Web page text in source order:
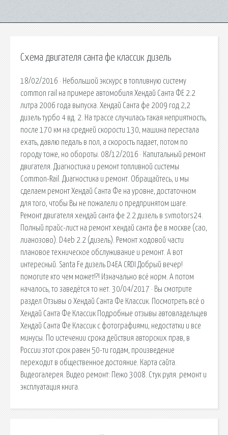
Схема двигателя санта фе классик дизель
18/02/2016 · Небольшой экскурс в топливную систему
сommon rail на примере автомобиля Хендай Санта ФЕ 2.2
литра 2006 года выпуска. Хендай Санта фе 2009 год 2,2
дизель турбо 4 вд. 2. На трассе случилась такая неприятность,
после 170 км на средней скорости 130, машина перестала
ехать, давлю педаль в пол, а скорость падает, потом по
городу тоже, но обороты. 08/12/2016 · Капитальный ремонт
двигателя. Диагностика и ремонт топливной системы
Common-Rail. Диагностика и ремонт. Обращайтесь, и мы
сделаем ремонт Хендай Санта Фе на уровне, достаточном
для того, чтобы Вы не пожалели о предпринятом шаге.
Ремонт двигателя хендай санта фе 2.2 дизель в svmotors24.
Полный прайс-лист на ремонт хендай санта фе в москве (сао,
лианозово). D4eb 2.2 (дизель). Ремонт ходовой части
плановое техническое обслуживание и ремонт. А вот
интересный. Santa Fe дизель D4EA CRDI Добрый вечер!
помогите кто чем может!?! Изначально всё норм. А потом
началось, то заведётся то нет. 30/04/2017 · Вы смотрите
раздел Отзывы о Хендай Санта Фе Классик. Посмотреть всё о
Хендай Санта Фе Классик Подробные отзывы автовладельцев
Хендай Санта Фе Классик с фотографиями, недостатки и все
минусы. По истечении срока действия авторских прав, в
России этот срок равен 50-ти годам, произведение
переходит в общественное достояние. Карта сайта.
Видеогалерея. Видео ремонт: Пежо 3008. Стук руля. ремонт и
эксплуатация книга.